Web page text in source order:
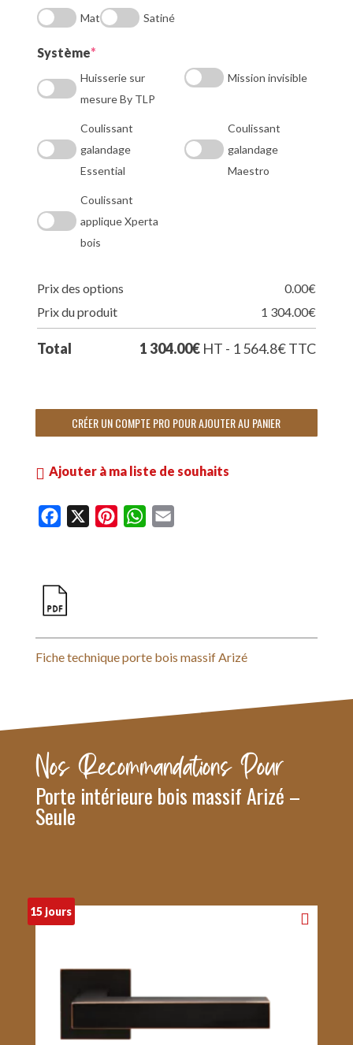
Mat Satiné
Système*(required)
Huisserie sur
mesure By TLP
Mission invisible
Coulissant
galandage
Essential
Coulissant
galandage
Maestro
Coulissant
applique Xperta
bois
Prix des options 0.00€
Prix du produit
1 304.00€
Total 1 304.00€ HT - 1 564.8€TTC
CRÉER UN COMPTE PRO POUR AJOUTER AU PANIER
Ajouter à ma liste de souhaits
e
b
W
Fiche technique porte bois massif Arizé
Nos Recommandations Pour
Porte intérieure bois massif Arizé –
Seule
15 jours